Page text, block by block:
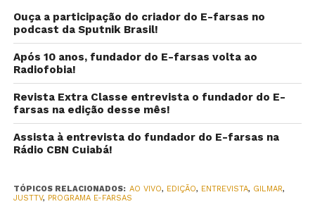
Ouça a participação do criador do E-farsas no
podcast da Sputnik Brasil!
Após 10 anos, fundador do E-farsas volta ao
Radiofobia!
Revista Extra Classe entrevista o fundador do E-
farsas na edição desse mês!
Assista à entrevista do fundador do E-farsas na
Rádio CBN Cuiabá!
TÓPICOS RELACIONADOS: AO VIVO, EDIÇÃO, ENTREVISTA, GILMAR,
JUSTTV, PROGRAMA E-FARSAS